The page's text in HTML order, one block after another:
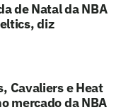
de Natal da NBA
diz
Cavaliers e Heat
mercado da NBA